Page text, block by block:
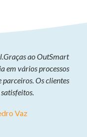
ao OutSmart
em vários processos
parceiros. Os clientes
Vaz